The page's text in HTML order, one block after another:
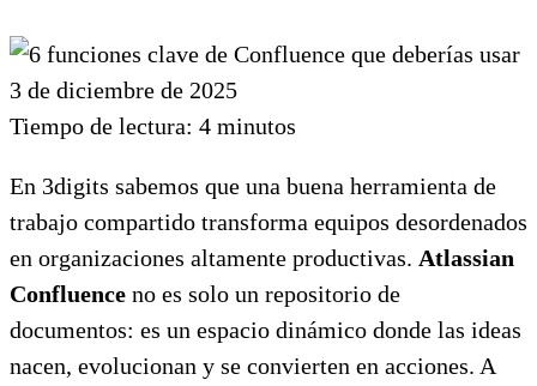
3 de diciembre de 2025
Tiempo de lectura: 4 minutos
En 3digits sabemos que una buena herramienta de
trabajo compartido transforma equipos desordenados
en organizaciones altamente productivas. Atlassian
Confluence no es solo un repositorio de
documentos: es un espacio dinámico donde las ideas
nacen, evolucionan y se convierten en acciones. A